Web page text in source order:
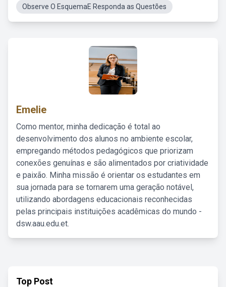
Observe O EsquemaE Responda as Questões
Emelie
Como mentor, minha dedicação é total ao
desenvolvimento dos alunos no ambiente escolar,
empregando métodos pedagógicos que priorizam
conexões genuínas e são alimentados por criatividade
e paixão. Minha missão é orientar os estudantes em
sua jornada para se tornarem uma geração notável,
utilizando abordagens educacionais reconhecidas
pelas principais instituições acadêmicas do mundo -
dsw.aau.edu.et.
Top Post